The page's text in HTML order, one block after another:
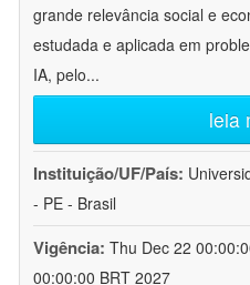
grande relevância social e
estudada e aplicada em
IA, pelo...
leia
Instituição/UF/País:
- PE - Brasil
Vigência: Thu Dec 22
00:00:00 BRT 2027